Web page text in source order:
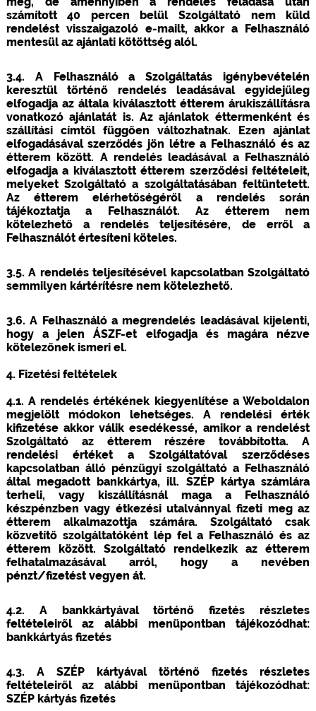
számított 40 percen belül Szolgáltató nem küld
rendelést visszaigazoló e-mailt, akkor a Felhasználó
mentesül az ajánlati kötöttség alól.
3.4. A Felhasználó a Szolgáltatás igénybevételén
keresztül történő rendelés leadásával egyidejűleg
elfogadja az általa kiválasztott étterem árukiszállításra
vonatkozó ajánlatát is. Az ajánlatok éttermenként és
szállítási címtől függően változhatnak. Ezen ajánlat
elfogadásával szerződés jön létre a Felhasználó és az
étterem között. A rendelés leadásával a Felhasználó
elfogadja a kiválasztott étterem szerződési feltételeit,
melyeket Szolgáltató a szolgáltatásában feltüntetett.
Az étterem elérhetőségéről a rendelés során
tájékoztatja a Felhasználót. Az étterem nem
kötelezhető a rendelés teljesítésére, de erről a
Felhasználót értesíteni köteles.
3.5. A rendelés teljesítésével kapcsolatban Szolgáltató
semmilyen kártérítésre nem kötelezhető.
3.6. A Felhasználó a megrendelés leadásával kijelenti,
hogy a jelen ÁSZF-et elfogadja és magára nézve
kötelezőnek ismeri el.
4. Fizetési feltételek
4.1. A rendelés értékének kiegyenlítése a Weboldalon
megjelölt módokon lehetséges. A rendelési érték
kifizetése akkor válik esedékessé, amikor a rendelést
Szolgáltató az étterem részére továbbította. A
rendelési értéket a Szolgáltatóval szerződéses
kapcsolatban álló pénzügyi szolgáltató a Felhasználó
által megadott bankkártya, ill. SZÉP kártya számlára
terheli, vagy kiszállításnál maga a Felhasználó
készpénzben vagy étkezési utalvánnyal fizeti meg az
étterem alkalmazottja számára. Szolgáltató csak
közvetítő szolgáltatóként lép fel a Felhasználó és az
étterem között. Szolgáltató rendelkezik az étterem
felhatalmazásával arról, hogy a nevében
pénzt/fizetést vegyen át.
4.2. A bankkártyával történő fizetés részletes
feltételeiről az alábbi menüpontban tájékozódhat:
bankkártyás fizetés
4.3. A SZÉP kártyával történő fizetés részletes
feltételeiről az alábbi menüpontban tájékozódhat:
SZÉP kártyás fizetés